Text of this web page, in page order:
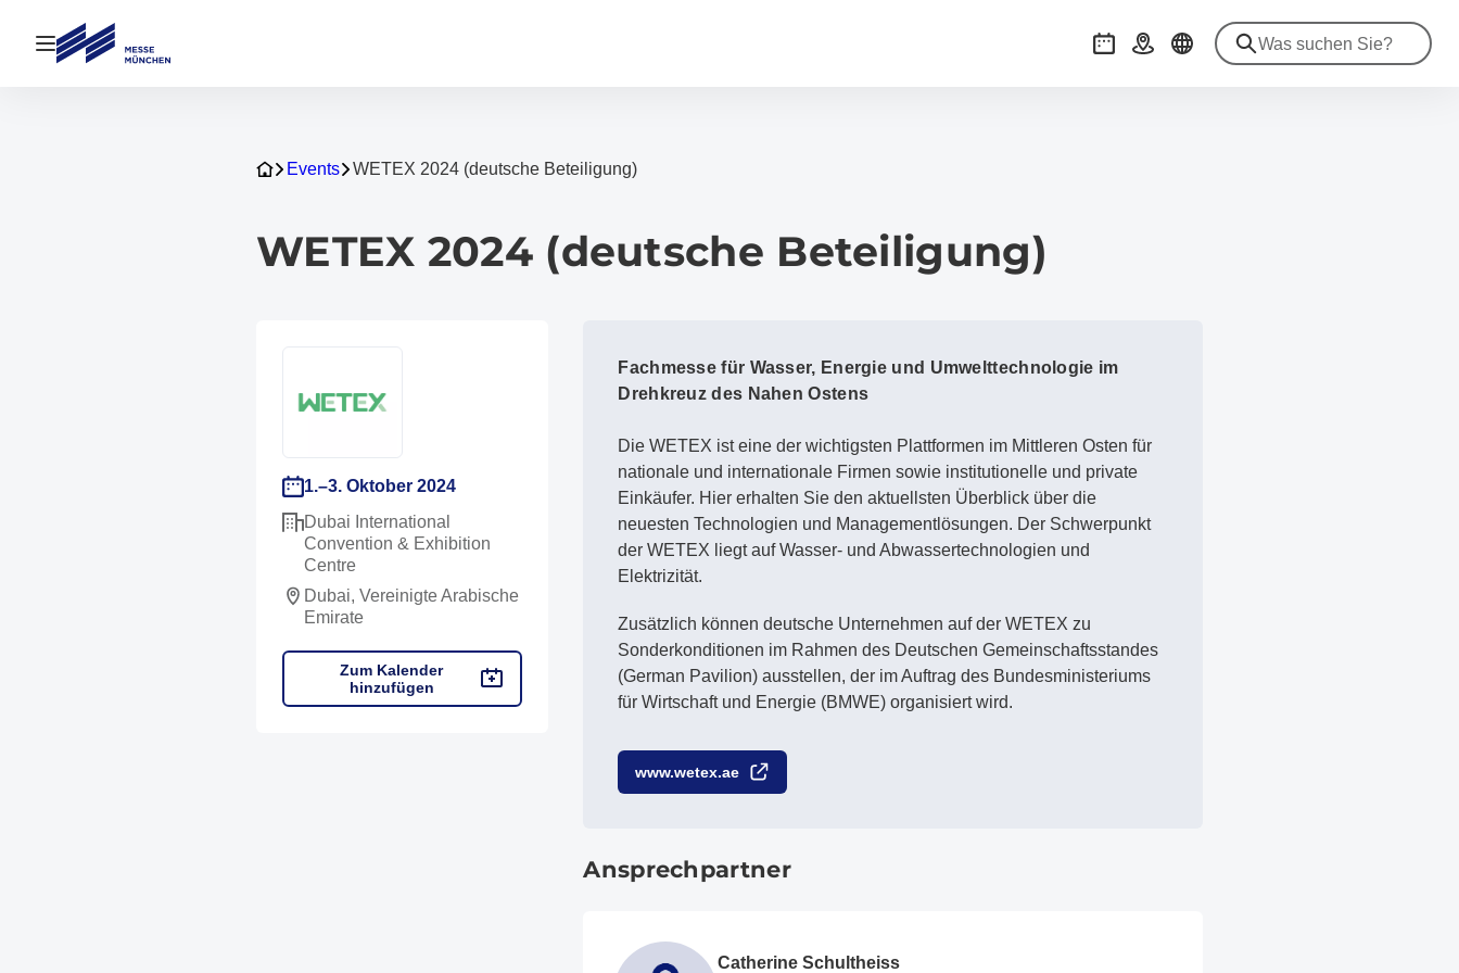
Navigation öffnen Veranstaltungen
Anreise
Events WETEX 2024 (deutsche Beteiligung)
WETEX 2024 (deutsche Beteiligung)
1.–3. Oktober 2024
Dubai International
Convention & Exhibition
Centre
Dubai, Vereinigte Arabische
Emirate
Zum Kalender
hinzufügen
Fachmesse für Wasser, Energie und Umwelttechnologie im
Drehkreuz des Nahen Ostens
Die WETEX ist eine der wichtigsten Plattformen im Mittleren Osten für
nationale und internationale Firmen sowie institutionelle und private
Einkäufer. Hier erhalten Sie den aktuellsten Überblick über die
neuesten Technologien und Managementlösungen. Der Schwerpunkt
der WETEX liegt auf Wasser- und Abwassertechnologien und
Elektrizität.
Zusätzlich können deutsche Unternehmen auf der WETEX zu
Sonderkonditionen im Rahmen des Deutschen Gemeinschaftsstandes
(German Pavilion) ausstellen, der im Auftrag des Bundesministeriums
für Wirtschaft und Energie (BMWE) organisiert wird.
www.wetex.ae
Ansprechpartner
Catherine Schultheiss